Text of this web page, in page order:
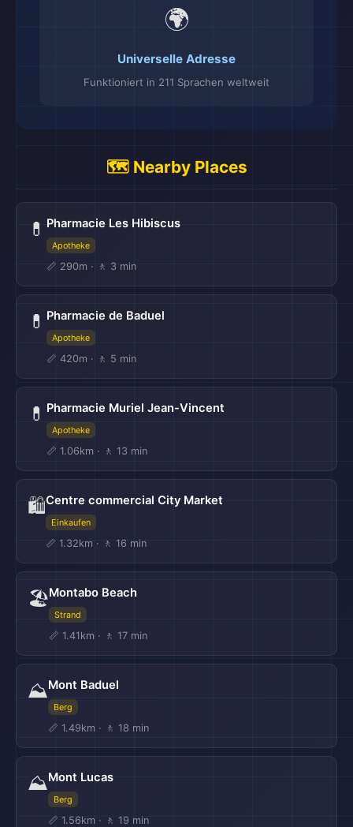
🌍
Universelle Adresse
Funktioniert in 211 Sprachen weltweit
🗺️ Nearby Places
💊 Pharmacie Les Hibiscus
Apotheke
📏 290m · 🚶 3 min
💊 Pharmacie de Baduel
Apotheke
📏 420m · 🚶 5 min
💊 Pharmacie Muriel Jean-Vincent
Apotheke
📏 1.06km · 🚶 13 min
🛍️Centre commercial City Market
Einkaufen
📏 1.32km · 🚶 16 min
🏖️Montabo Beach
Strand
📏 1.41km · 🚶 17 min
⛰️Mont Baduel
Berg
📏 1.49km · 🚶 18 min
⛰️Mont Lucas
Berg
📏 1.56km · 🚶 19 min